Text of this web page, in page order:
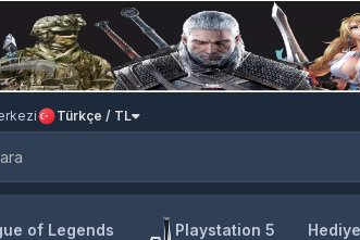
Türkçe / TL
of Legends Playstation 5